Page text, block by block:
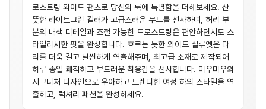
로스트링 와이드 팬츠로 당신의 룩에 특별함을 더해보세요. 산
뜻한 라이트그린 컬러가 고급스러운 무드를 선사하며, 허리 부
분의 배색 디테일과 조절 가능한 드로스트링은 편안하면서도 스
타일리시한 핏을 완성합니다. 흐르는 듯한 와이드 실루엣은 다
리를 더욱 길고 날씬하게 연출해주며, 최고급 소재로 제작되어
하루 종일 쾌적하고 부드러운 착용감을 선사합니다. 미우미우의
시그니처 디자인으로 우아하고 트렌디한 여성 하의 스타일을 연
출하고, 럭셔리 패션을 완성하세요.